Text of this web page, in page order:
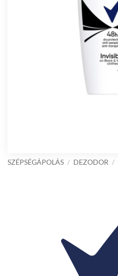
SZÉPSÉGÁPOLÁS / DEZODOR /